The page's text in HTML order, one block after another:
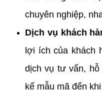
chuyên nghiệp,
Dịch vụ khách
lợi ích của khách
dịch vụ tư vấn,
kế mẫu mã đến